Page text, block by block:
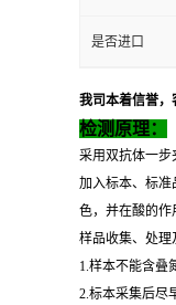
是否进口
我司本着信誉，
检测原理：
采用双抗体一步
加入标本、标准
色，并在酸的作
样品收集、处理
1.样本不能含叠
2.标本采集后尽